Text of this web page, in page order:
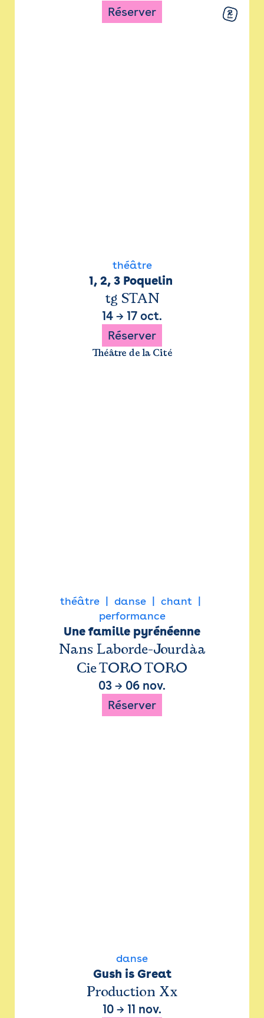
Réserver
théâtre
1, 2, 3 Poquelin
tg STAN
14 → 17 oct.
Réserver
Théâtre de la Cité
théâtre danse
chant
performance
Une famille pyrénéenne
Nans Laborde-Jourdàa
Cie TORO TORO
03 → 06 nov.
Réserver
danse
Gush is Great
Production Xx
10 → 11 nov.